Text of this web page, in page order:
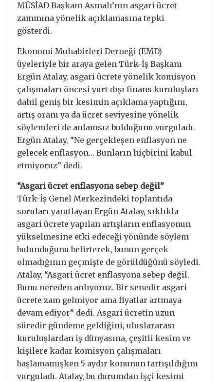
MÜSİAD Başkanı Asmalı’nın asgari ücret
zammına yönelik açıklamasına tepki
gösterdi.
Ekonomi Muhabirleri Derneği (EMD)
üyeleriyle bir araya gelen Türk-İş Başkanı
Ergün Atalay, asgari ücrete yönelik komisyon
çalışmaları öncesi yurt dışı finans kuruluşları
dahil geniş bir kesimin açıklama yaptığını,
artış oranı ya da ücret seviyesine yönelik
söylemleri de anlamsız bulduğunu vurguladı.
Ergün Atalay, “Ne gerçekleşen enflasyon ne
gelecek enflasyon… Bunların hiçbirini kabul
etmiyoruz” dedi.
“Asgari ücret enflasyona sebep değil”
Türk-İş Genel Merkezindeki toplantıda
soruları yanıtlayan Ergün Atalay, sıklıkla
asgari ücrete yapılan artışların enflasyonun
yükselmesine etki edeceği yönünde söylem
bulunduğunu belirterek, bunun gerçek
olmadığının geçmişte de görüldüğünü söyledi.
Atalay, “Asgari ücret enflasyona sebep değil.
Bunu nereden anlıyoruz. Bir senedir asgari
ücrete zam gelmiyor ama fiyatlar artmaya
devam ediyor” dedi. Asgari ücretin uzun
süredir gündeme geldiğini, uluslararası
kuruluşlardan iş dünyasına, çeşitli kesim ve
kişilere kadar komisyon çalışmaları
başlamamışken 5 aydır konunun tartışıldığını
vurguladı. Atalay, bu durumdan işçi kesimi